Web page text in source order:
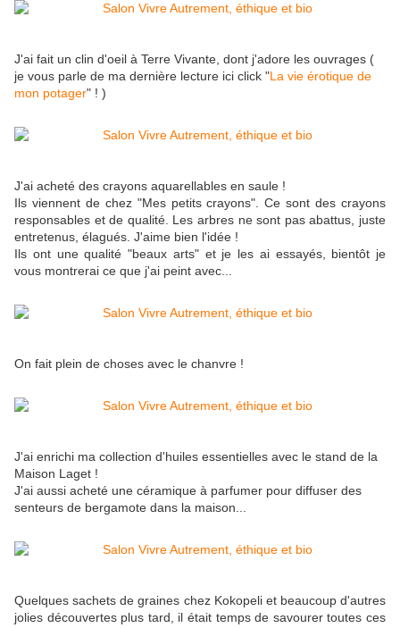
J'ai fait un clin d'oeil à Terre Vivante, dont j'adore les ouvrages (
je vous parle de ma dernière lecture ici click "La vie érotique de
mon potager" ! )
J'ai acheté des crayons aquarellables en saule !
Ils viennent de chez "Mes petits crayons". Ce sont des crayons
responsables et de qualité. Les arbres ne sont pas abattus, juste
entretenus, élagués. J'aime bien l'idée !
Ils ont une qualité "beaux arts" et je les ai essayés, bientôt je
vous montrerai ce que j'ai peint avec...
On fait plein de choses avec le chanvre !
J'ai enrichi ma collection d'huiles essentielles avec le stand de la
Maison Laget !
J'ai aussi acheté une céramique à parfumer pour diffuser des
senteurs de bergamote dans la maison...
Quelques sachets de graines chez Kokopeli et beaucoup d'autres
jolies découvertes plus tard, il était temps de savourer toutes ces